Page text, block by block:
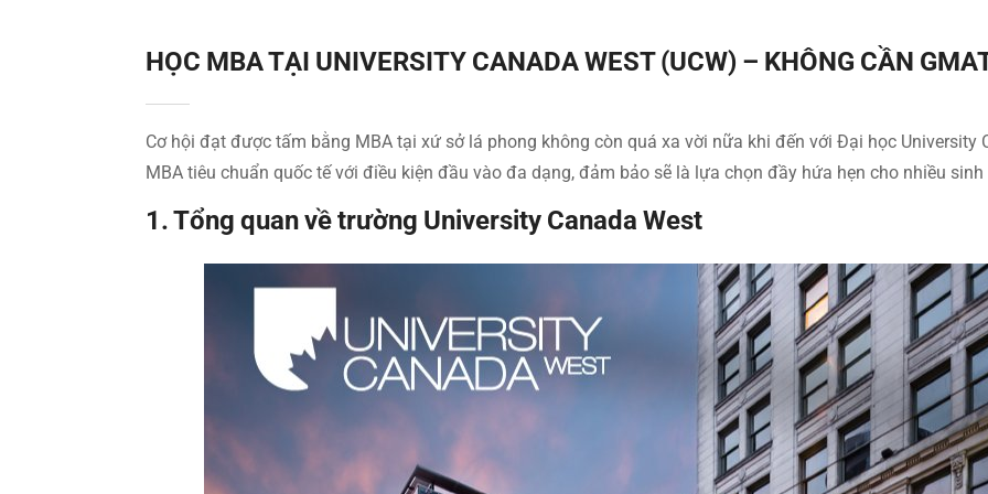
HỌC MBA TẠI UNIVERSITY CANADA WEST (UCW) – KHÔNG CẦN
Cơ hội đạt được tấm bằng MBA tại xứ sở lá phong không còn quá xa vời nữa khi đến với Đại học University
MBA tiêu chuẩn quốc tế với điều kiện đầu vào đa dạng, đảm bảo sẽ là lựa chọn đầy hứa hẹn cho nhiều
1. Tổng quan về trường University Canada West